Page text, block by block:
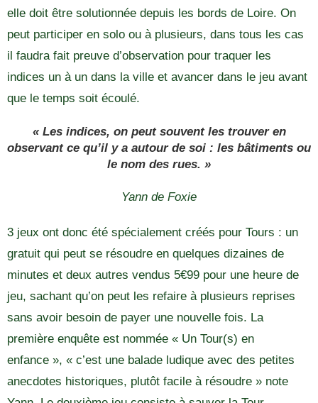
elle doit être solutionnée depuis les bords de Loire. On
peut participer en solo ou à plusieurs, dans tous les cas
il faudra fait preuve d’observation pour traquer les
indices un à un dans la ville et avancer dans le jeu avant
que le temps soit écoulé.
« Les indices, on peut souvent les trouver en
observant ce qu’il y a autour de soi : les bâtiments ou
le nom des rues. »
Yann de Foxie
3 jeux ont donc été spécialement créés pour Tours : un
gratuit qui peut se résoudre en quelques dizaines de
minutes et deux autres vendus 5€99 pour une heure de
jeu, sachant qu’on peut les refaire à plusieurs reprises
sans avoir besoin de payer une nouvelle fois. La
première enquête est nommée « Un Tour(s) en
enfance », « c’est une balade ludique avec des petites
anecdotes historiques, plutôt facile à résoudre » note